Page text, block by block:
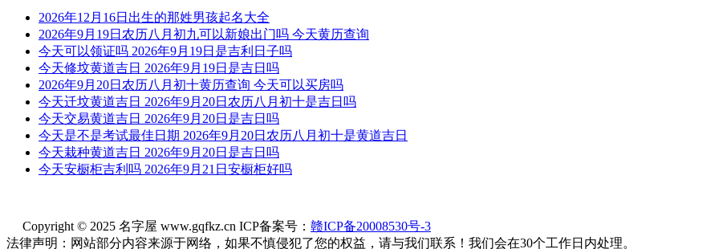
2026年12月16日出生的那姓男孩起名大全
2026年9月19日农历八月初九可以新娘出门吗 今天黄历查询
今天可以领证吗 2026年9月19日是吉利日子吗
今天修坟黄道吉日 2026年9月19日是吉日吗
2026年9月20日农历八月初十黄历查询 今天可以买房吗
今天迁坟黄道吉日 2026年9月20日农历八月初十是吉日吗
今天交易黄道吉日 2026年9月20日是吉日吗
今天是不是考试最佳日期 2026年9月20日农历八月初十是黄道吉日
今天栽种黄道吉日 2026年9月20日是吉日吗
今天安橱柜吉利吗 2026年9月21日安橱柜好吗
Copyright © 2025 名字屋 www.gqfkz.cn ICP备案号： 赣ICP备20008530号-3
法律声明：网站部分内容来源于网络，如果不慎侵犯了您的权益，请与我们联系！我们会在30个工作日内处理。